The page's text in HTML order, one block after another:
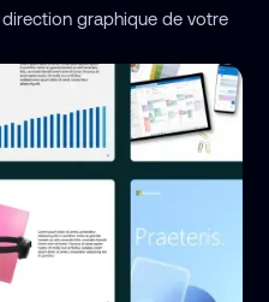
graphique de votre